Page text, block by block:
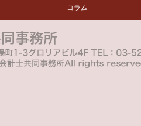
- コラム